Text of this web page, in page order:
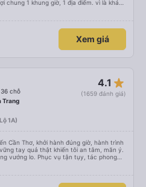
1 khung giờ, 1 địa điểm. vì là khách
lòng và tin tưởng. tuy nhiên rất mong
được yêu thích và lựa chọn số 1 quy
năm của nhà xe từ thời sinh viên"
Xem giá
chỗ
4.1 star_rate
(1659 đánh giá)
Trang
1A)
Cần Thơ, khởi hành đúng giờ, hành trình
tâm, mãn ý.
vướng lo. Phục vụ tận tụy, tác phong
kim tiền vội vã. Xã hội loạn đạo. Xin gửi